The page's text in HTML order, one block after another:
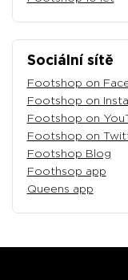
Sociální sítě
Footshop on
Footshop on
Footshop on
Footshop on
Footshop Blog
Foothsop app
Queens app